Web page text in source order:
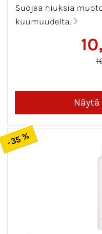
Suojaa hiuksia
kuumuudelta.
-35 %